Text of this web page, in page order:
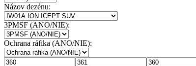
Názov dezénu:
3PMSF (ANO/NIE):
Ochrana ráfika (ANO/NIE):